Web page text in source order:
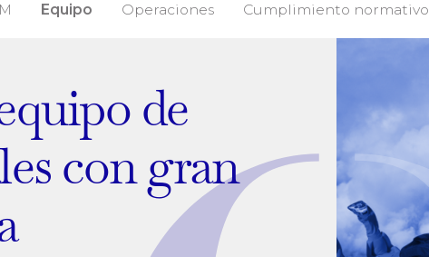
Equipo Operaciones Cumplimiento normativo
de
con gran